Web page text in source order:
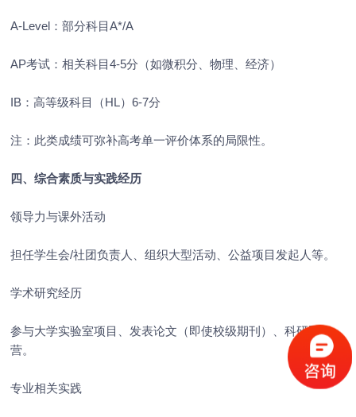
A-Level：部分科目A*/A
AP考试：相关科目4-5分（如微积分、物理、经济）
IB：高等级科目（HL）6-7分
注：此类成绩可弥补高考单一评价体系的局限性。
四、综合素质与实践经历
领导力与课外活动
担任学生会/社团负责人、组织大型活动、公益项目发起人等。
学术研究经历
参与大学实验室项目、发表论文（即使校级期刊）、科研夏令
营。
专业相关实践